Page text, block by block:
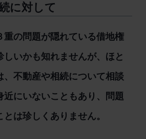
に対して
重の問題が隠れている借地権
しいかも知れませんが、ほと
、不動産や相続について相談
近にいないこともあり、問題
は珍しくありません。